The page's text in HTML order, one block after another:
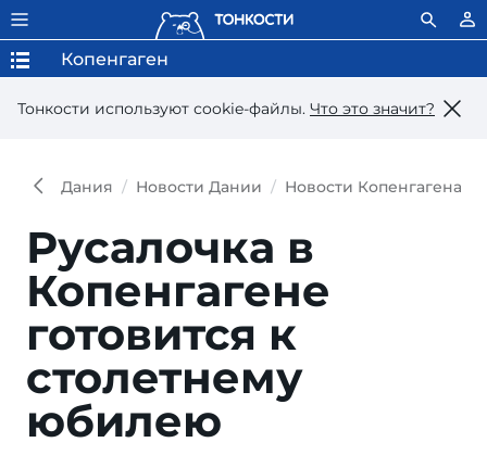
Тонкости используют сookie-файлы. Что это значит?
Копенгаген
Дания Новости Дании Новости Копенгагена
Русалочка в
Копенгагене
готовится к
столетнему
юбилею